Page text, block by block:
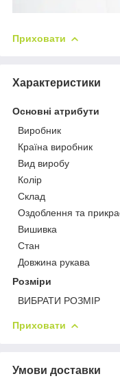
Приховати
Характеристики
Основні атрибути
Виробник
Країна виробник
Вид виробу
Колір
Склад
Оздоблення та
Вишивка
Стан
Довжина рукава
Розміри
ВИБРАТИ РОЗМІР
Приховати
Умови доставки